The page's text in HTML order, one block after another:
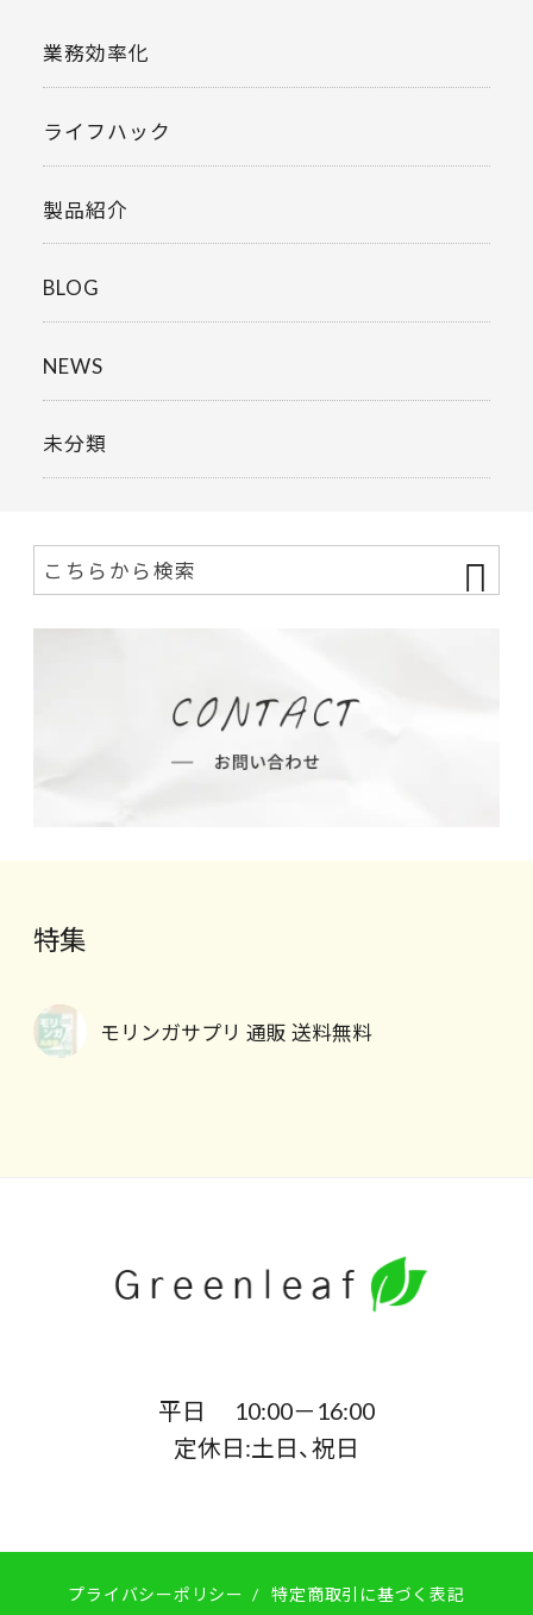
業務効率化
ライフハック
製品紹介
BLOG
NEWS
未分類
特集
モリンガサプリ 通販 送料無料
平日 10:00－16:00
定休日:土日、祝日
プライバシーポリシー / 特定商取引に基づく表記